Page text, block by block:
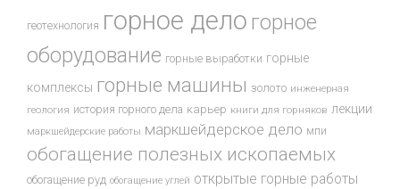
геотехнология горное дело горное
оборудование горные выработки горные
комплексы горные машины золото инженерная
геология история горного дела карьер книги для горняков лекции
маркшейдерские работы маркшейдерское дело мпи
обогащение полезных ископаемых
обогащение руд обогащение углей открытые горные работы